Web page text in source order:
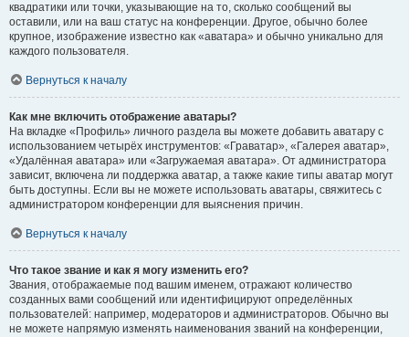
квадратики или точки, указывающие на то, сколько сообщений вы
оставили, или на ваш статус на конференции. Другое, обычно более
крупное, изображение известно как «аватара» и обычно уникально для
каждого пользователя.
Вернуться к началу
Как мне включить отображение аватары?
На вкладке «Профиль» личного раздела вы можете добавить аватару с
использованием четырёх инструментов: «Граватар», «Галерея аватар»,
«Удалённая аватара» или «Загружаемая аватара». От администратора
зависит, включена ли поддержка аватар, а также какие типы аватар могут
быть доступны. Если вы не можете использовать аватары, свяжитесь с
администратором конференции для выяснения причин.
Вернуться к началу
Что такое звание и как я могу изменить его?
Звания, отображаемые под вашим именем, отражают количество
созданных вами сообщений или идентифицируют определённых
пользователей: например, модераторов и администраторов. Обычно вы
не можете напрямую изменять наименования званий на конференции,